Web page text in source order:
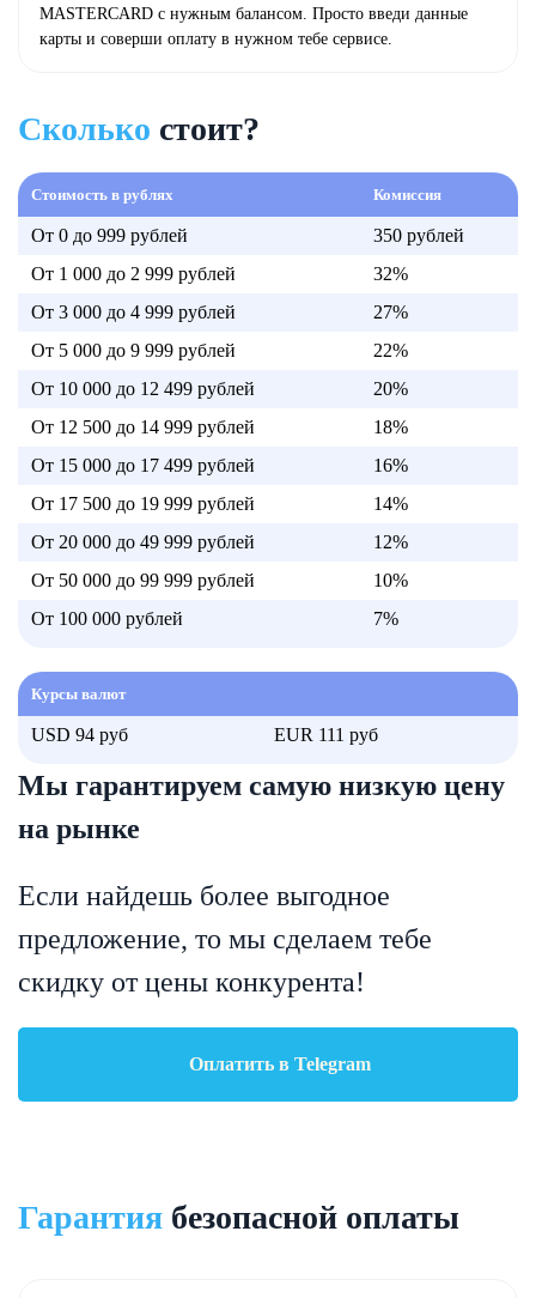
MASTERCARD с нужным балансом. Просто введи данные
карты и соверши оплату в нужном тебе сервисе.
Сколько стоит?
Стоимость в рублях Комиссия
От 0 до 999 рублей
350 рублей
От 1 000 до 2 999 рублей
32%
От 3 000 до 4 999 рублей
27%
От 5 000 до 9 999 рублей
22%
От 10 000 до 12 499 рублей
20%
От 12 500 до 14 999 рублей
18%
От 15 000 до 17 499 рублей
16%
От 17 500 до 19 999 рублей
14%
От 20 000 до 49 999 рублей
12%
От 50 000 до 99 999 рублей
10%
От 100 000 рублей
7%
Курсы валют
USD 94 руб EUR 111 руб
Мы гарантируем самую низкую цену
на рынке
Если найдешь более выгодное
предложение, то мы сделаем тебе
скидку от цены конкурента!
Оплатить в Telegram
Гарантия безопасной оплаты